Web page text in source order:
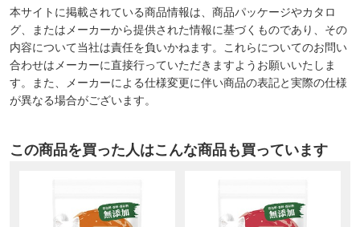
本サイトに掲載されている商品情報は、商品パッケージやカタロ
グ、またはメーカーから提供された情報に基づくものであり、その
内容について当社は責任を負いかねます。これらについてのお問い
合わせはメーカーに直接行っていただきますようお願いいたしま
す。また、メーカーによる仕様変更に伴い商品の表記と実際の仕様
が異なる場合がございます。
この商品を買った人はこんな商品も買っています